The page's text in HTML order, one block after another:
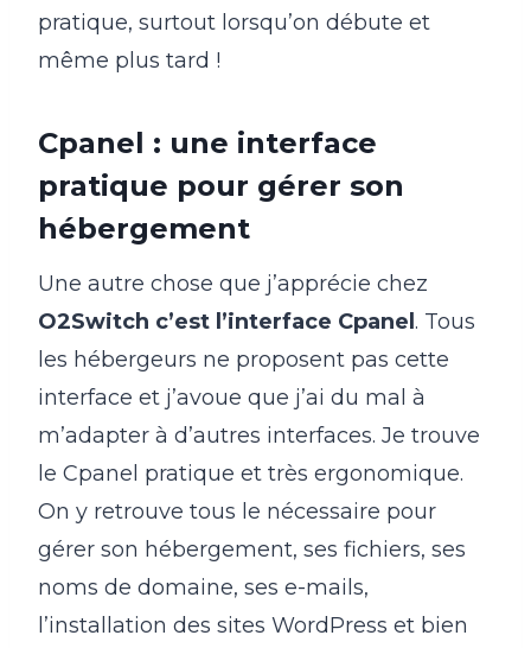
pratique, surtout lorsqu’on débute et
même plus tard !
Cpanel : une interface
pratique pour gérer son
hébergement
Une autre chose que j’apprécie chez
O2Switch c’est l’interface Cpanel. Tous
les hébergeurs ne proposent pas cette
interface et j’avoue que j’ai du mal à
m’adapter à d’autres interfaces. Je trouve
le Cpanel pratique et très ergonomique.
On y retrouve tous le nécessaire pour
gérer son hébergement, ses fichiers, ses
noms de domaine, ses e-mails,
l’installation des sites WordPress et bien